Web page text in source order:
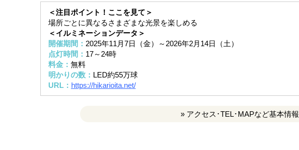
＜注目ポイント！ここを見て＞
場所ごとに異なるさまざまな光景を楽しめる
＜イルミネーションデータ＞
開催期間： 2025年11月7日（金）～2026年2月14日（土）
点灯時間： 17～24時
料金： 無料
明かりの数： LED約55万球
URL： https://hikarioita.net/
» アクセス･TEL･MAPなど基本情報